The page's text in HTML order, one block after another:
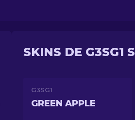
SKINS DE G3SG1
G3SG1
GREEN APPLE